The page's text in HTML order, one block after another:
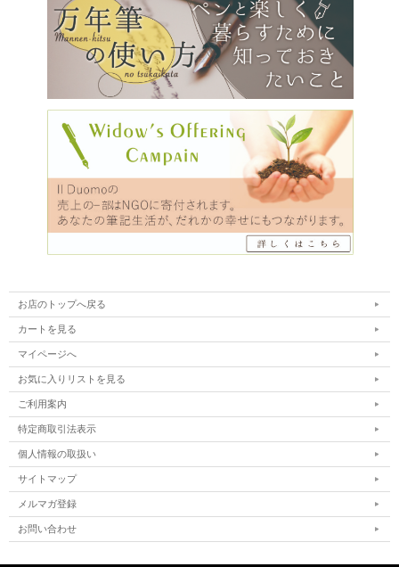
お店のトップへ戻る
カートを見る
マイページへ
お気に入りリストを見る
ご利用案内
特定商取引法表示
個人情報の取扱い
サイトマップ
メルマガ登録
お問い合わせ